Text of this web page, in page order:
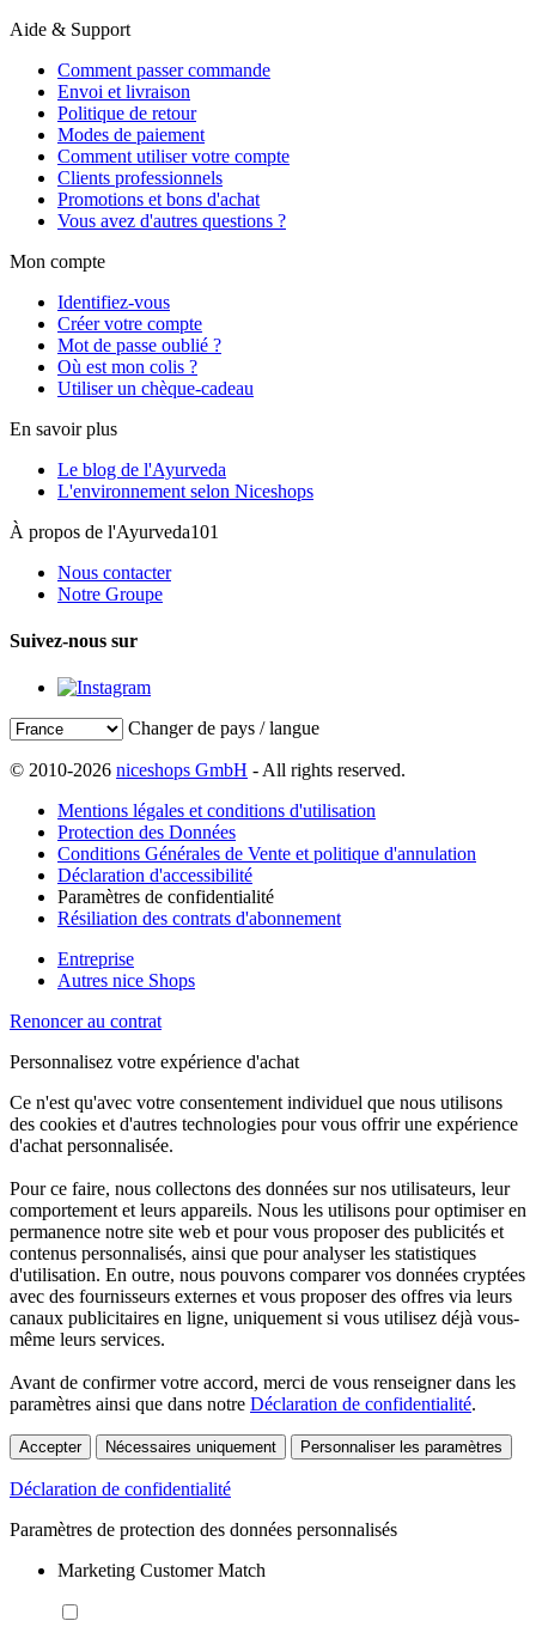
Aide & Support
Comment passer commande
Envoi et livraison
Politique de retour
Modes de paiement
Comment utiliser votre compte
Clients professionnels
Promotions et bons d'achat
Vous avez d'autres questions ?
Mon compte
Identifiez-vous
Créer votre compte
Mot de passe oublié ?
Où est mon colis ?
Utiliser un chèque-cadeau
En savoir plus
Le blog de l'Ayurveda
L'environnement selon Niceshops
À propos de l'Ayurveda101
Nous contacter
Notre Groupe
Suivez-nous sur
Changer de pays / langue
© 2010-2026 niceshops GmbH - All rights reserved.
Mentions légales et conditions d'utilisation
Protection des Données
Conditions Générales de Vente et politique d'annulation
Déclaration d'accessibilité
Paramètres de confidentialité
Résiliation des contrats d'abonnement
Entreprise
Autres nice Shops
Renoncer au contrat
Personnalisez votre expérience d'achat
Ce n'est qu'avec votre consentement individuel que nous utilisons
des cookies et d'autres technologies pour vous offrir une expérience
d'achat personnalisée.
Pour ce faire, nous collectons des données sur nos utilisateurs, leur
comportement et leurs appareils. Nous les utilisons pour optimiser en
permanence notre site web et pour vous proposer des publicités et
contenus personnalisés, ainsi que pour analyser les statistiques
d'utilisation. En outre, nous pouvons comparer vos données cryptées
avec des fournisseurs externes et vous proposer des offres via leurs
canaux publicitaires en ligne, uniquement si vous utilisez déjà vous-
même leurs services.
Avant de confirmer votre accord, merci de vous renseigner dans les
paramètres ainsi que dans notre Déclaration de confidentialité.
Accepter Nécessaires uniquement Personnaliser les paramètres
Déclaration de confidentialité
Paramètres de protection des données personnalisés
Marketing Customer Match